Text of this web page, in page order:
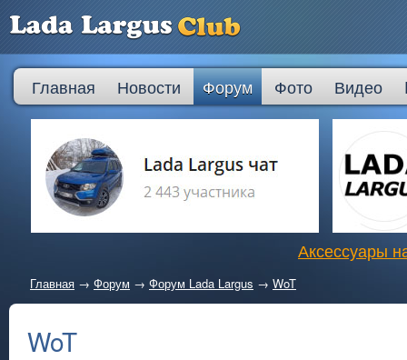
Главная Новости Форум Фото Видео
Аксессуары
Главная → Форум → Форум Lada Largus → WoT
WoT